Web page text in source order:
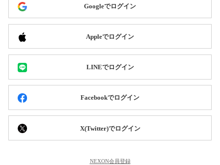
Googleでログイン
Appleでログイン
LINEでログイン
Facebookでログイン
X(Twitter)でログイン
NEXON会員登録